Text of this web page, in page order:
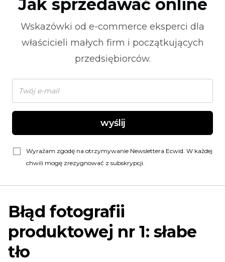
Jak sprzedawać online
Wskazówki od e-commerce eksperci dla
właścicieli małych firm i początkujących
przedsiębiorców.
wyślij
Wyrażam zgodę na otrzymywanie Newslettera Ecwid. W każdej
chwili mogę zrezygnować z subskrypcji.
Błąd fotografii
produktowej nr 1: słabe
tło